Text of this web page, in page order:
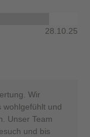
28.10.25
Wir
wohlgefühlt und
Unser Team
und bis